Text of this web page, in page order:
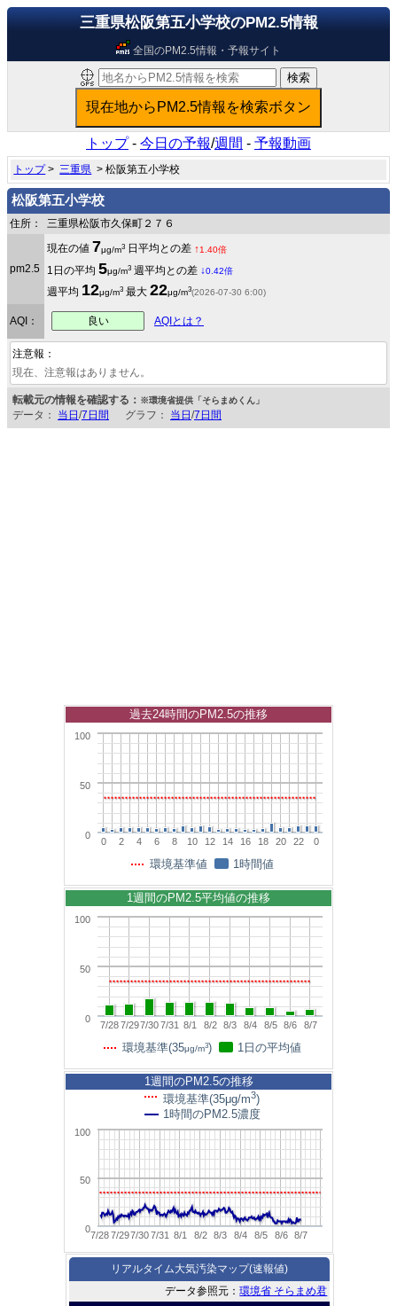
三重県松阪第五小学校のPM2.5情報
全国のPM2.5情報・予報サイト
トップ- 今日の予報/週間 - 予報動画
トップ>三重県 > 松阪第五小学校
松阪第五小学校
住所： 三重県松阪市久保町２７６
pm2.5
現在の値 7μg/m3 日平均との差 ↑1.40倍
1日の平均 5μg/m3 週平均との差 ↓0.42倍
週平均 12μg/m3 最大 22μg/m3(2026-07-30 6:00)
AQI： 良い AQIとは？
注意報：
現在、注意報はありません。
転載元の情報を確認する： ※環境省提供「そらまめくん」
データ： 当日 /7日間 グラフ： 当日 /7日間
0 2 4 6 8 10 12 14 16 18 20 22 0
0
50
100
過去24時間のPM2.5の推移
環境基準値 1時間値
7/287/297/307/31 8/1 8/2 8/3 8/4 8/5 8/6 8/7
0
50
100
1週間のPM2.5平均値の推移
環境基準(35μg/m3) 1日の平均値
7/287/297/307/31 8/1 8/2 8/3 8/4 8/5 8/6 8/7
0
50
100
1週間のPM2.5の推移
環境基準(35μg/m3)
1時間のPM2.5濃度
リアルタイム大気汚染マップ(速報値)
データ参照元：環境省 そらまめ君